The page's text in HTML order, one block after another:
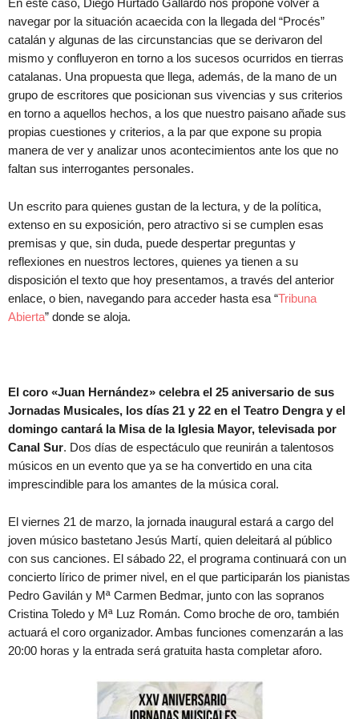
En este caso, Diego Hurtado Gallardo nos propone volver a
navegar por la situación acaecida con la llegada del “Procés”
catalán y algunas de las circunstancias que se derivaron del
mismo y confluyeron en torno a los sucesos ocurridos en tierras
catalanas. Una propuesta que llega, además, de la mano de un
grupo de escritores que posicionan sus vivencias y sus criterios
en torno a aquellos hechos, a los que nuestro paisano añade sus
propias cuestiones y criterios, a la par que expone su propia
manera de ver y analizar unos acontecimientos ante los que no
faltan sus interrogantes personales.
Un escrito para quienes gustan de la lectura, y de la política,
extenso en su exposición, pero atractivo si se cumplen esas
premisas y que, sin duda, puede despertar preguntas y
reflexiones en nuestros lectores, quienes ya tienen a su
disposición el texto que hoy presentamos, a través del anterior
enlace, o bien, navegando para acceder hasta esa “Tribuna
Abierta” donde se aloja.
El coro «Juan Hernández» celebra el 25 aniversario de sus
Jornadas Musicales, los días 21 y 22 en el Teatro Dengra y el
domingo cantará la Misa de la Iglesia Mayor, televisada por
Canal Sur. Dos días de espectáculo que reunirán a talentosos
músicos en un evento que ya se ha convertido en una cita
imprescindible para los amantes de la música coral.
El viernes 21 de marzo, la jornada inaugural estará a cargo del
joven músico bastetano Jesús Martí, quien deleitará al público
con sus canciones. El sábado 22, el programa continuará con un
concierto lírico de primer nivel, en el que participarán los pianistas
Pedro Gavilán y Mª Carmen Bedmar, junto con las sopranos
Cristina Toledo y Mª Luz Román. Como broche de oro, también
actuará el coro organizador. Ambas funciones comenzarán a las
20:00 horas y la entrada será gratuita hasta completar aforo.